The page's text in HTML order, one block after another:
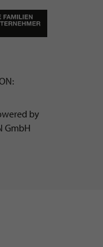
by
GmbH